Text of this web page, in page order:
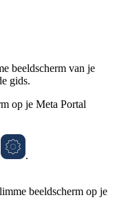
beeldscherm van je
gids.
op je Meta Portal
.
beeldscherm op je